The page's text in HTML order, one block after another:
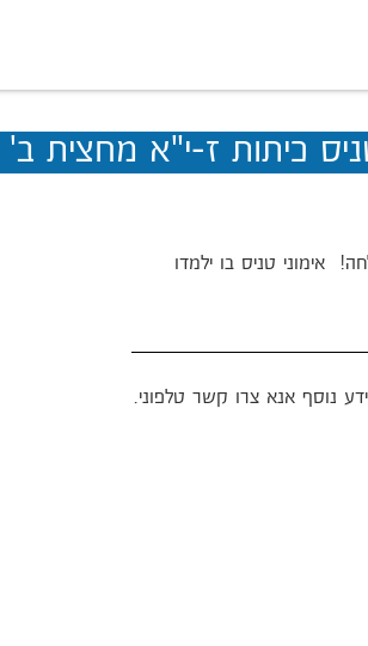
כיתות ז-י"א מחצית ב'
אימוני טניס בו ילמדו
נוסף אנא צרו קשר טלפוני.